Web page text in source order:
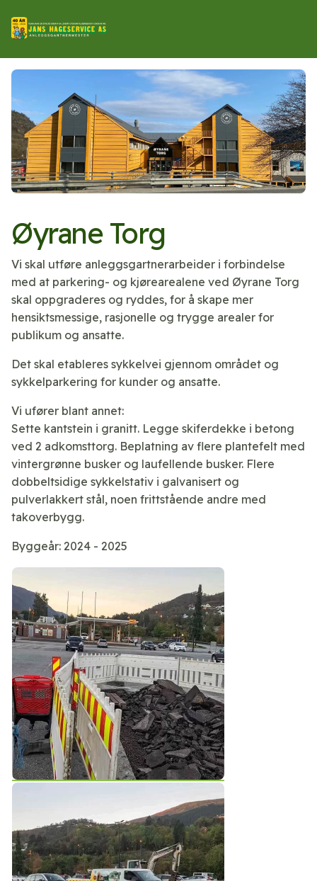
Øyrane Torg
Vi skal utføre anleggsgartnerarbeider i forbindelse
med at parkering- og kjørearealene ved Øyrane Torg
skal oppgraderes og ryddes, for å skape mer
hensiktsmessige, rasjonelle og trygge arealer for
publikum og ansatte.
Det skal etableres sykkelvei gjennom området og
sykkelparkering for kunder og ansatte.
Vi ufører blant annet:
Sette kantstein i granitt. Legge skiferdekke i betong
ved 2 adkomsttorg. Beplatning av flere plantefelt med
vintergrønne busker og laufellende busker. Flere
dobbeltsidige sykkelstativ i galvanisert og
pulverlakkert stål, noen frittstående andre med
takoverbygg.
Byggeår: 2024 - 2025